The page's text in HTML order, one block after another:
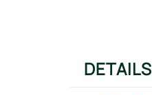
DETAILS